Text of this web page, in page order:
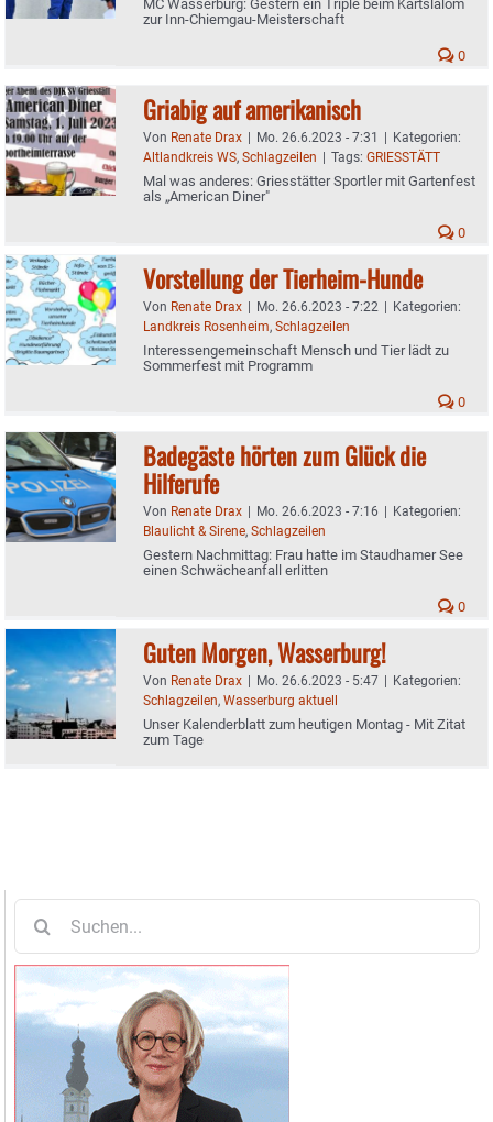
MC Wasserburg: Gestern ein Triple beim Kartslalom
zur Inn-Chiemgau-Meisterschaft
0
Griabig auf amerikanisch
Von Renate Drax | Mo. 26.6.2023 - 7:31 | Kategorien:
Altlandkreis WS, Schlagzeilen | Tags: GRIESSTÄTT
Mal was anderes: Griesstätter Sportler mit Gartenfest
als „American Diner"
0
Vorstellung der Tierheim-Hunde
Von Renate Drax | Mo. 26.6.2023 - 7:22 | Kategorien:
Landkreis Rosenheim, Schlagzeilen
Interessengemeinschaft Mensch und Tier lädt zu
Sommerfest mit Programm
0
Badegäste hörten zum Glück die
Hilferufe
Von Renate Drax | Mo. 26.6.2023 - 7:16 | Kategorien:
Blaulicht & Sirene, Schlagzeilen
Gestern Nachmittag: Frau hatte im Staudhamer See
einen Schwächeanfall erlitten
0
Guten Morgen, Wasserburg!
Von Renate Drax | Mo. 26.6.2023 - 5:47 | Kategorien:
Schlagzeilen, Wasserburg aktuell
Unser Kalenderblatt zum heutigen Montag - Mit Zitat
zum Tage
nach: